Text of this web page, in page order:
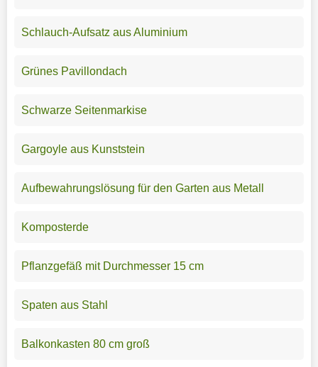
Schlauch-Aufsatz aus Aluminium
Grünes Pavillondach
Schwarze Seitenmarkise
Gargoyle aus Kunststein
Aufbewahrungslösung für den Garten aus Metall
Komposterde
Pflanzgefäß mit Durchmesser 15 cm
Spaten aus Stahl
Balkonkasten 80 cm groß